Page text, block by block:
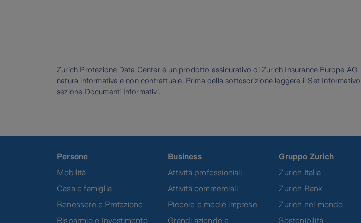
Zurich Protezione Data Center è un prodotto assicurativo di Zurich Insurance Europe
natura informativa e non contrattuale. Prima della sottoscrizione leggere il Set
sezione Documenti Informativi.
Persone
Mobilità
Casa e famiglia
Benessere e Protezione
Risparmio e Investimento
Business
Attività professioniali
Attività commerciali
Piccole e medie imprese
Grandi aziende e
Gruppo Zurich
Zurich Italia
Zurich Bank
Zurich nel mondo
Sostenibilità